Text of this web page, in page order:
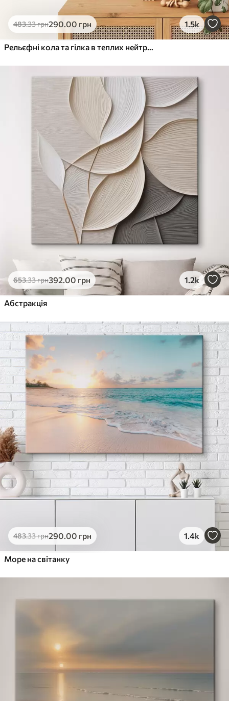
483.33грн290.00 грн 1.5k
Рельєфні кола та гілка в теплих нейтральних тонах
653.33грн392.00 грн 1.2k
Абстракція
483.33грн290.00 грн 1.4k
Море на світанку